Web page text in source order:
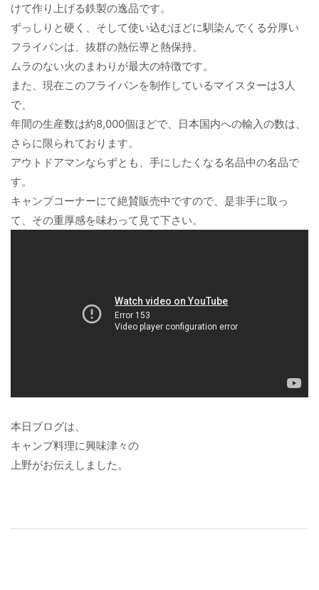
けて作り上げる鉄製の逸品です。
ずっしりと硬く、そして使い込むほどに馴染んでくる分厚い
フライパンは、抜群の熱伝導と熱保持、
ムラのない火のまわりが最大の特徴です。
また、現在このフライパンを制作しているマイスターは3人
で、
年間の生産数は約8,000個ほどで、日本国内への輸入の数は、
さらに限られております。
アウトドアマンならずとも、手にしたくなる名品中の名品で
す。
キャンプコーナーにて絶賛販売中ですので、是非手に取っ
て、その重厚感を味わって見て下さい。
本日ブログは、
キャンプ料理に興味津々の
上野がお伝えしました。